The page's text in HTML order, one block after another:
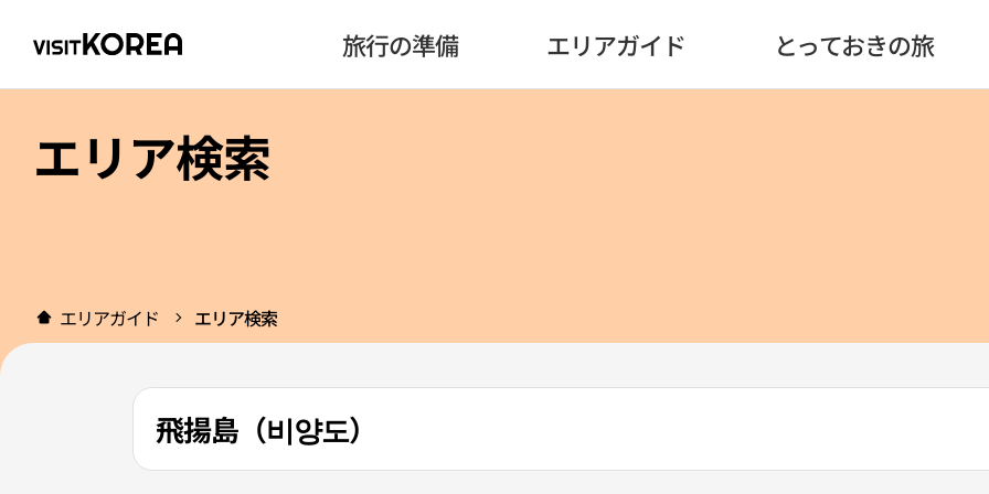
旅行の準備 エリアガイド とっておきの旅
エリア検索
エリアガイド エリア検索
飛揚島（비양도）